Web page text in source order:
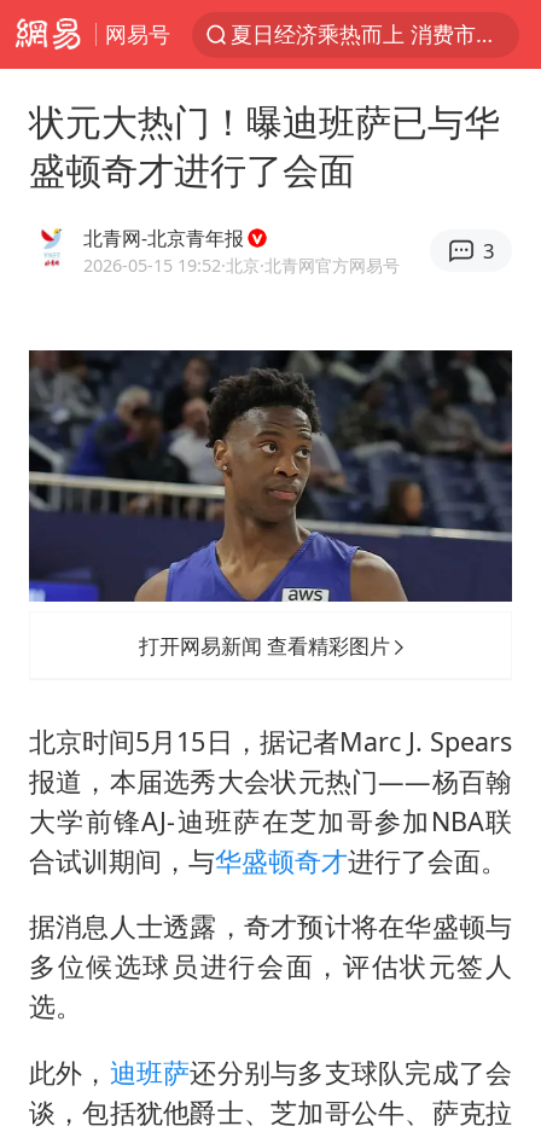
网易号
夏日经济乘热而上 消费市场向新而行
于东来回应胖东来近25年老店年底关闭
独闯南太行的失联女生最后轨迹已确认
全球最大级别运输船通过长江大桥
央视新主播李秋莹母校发文祝贺
上门女婿出轨女邻居多年被判重婚罪
国足U17与阿森纳决赛取消 并列冠军
香港刷新1884年以来最高气温纪录
上海全力守护市民“菜篮子”
宝妈给四胞胎取名平安喜乐
BLG经理辟谣Bin离队
总书记点赞的非遗苗绣焕发新生机
状元大热门！曝迪班萨已与华
盛顿奇才进行了会面
北青网-北京青年报
2026-05-15 19:52·北京·北青网官方网易号
3
打开网易新闻 查看精彩图片
北京时间5月15日，据记者Marc J. Spears
报道，本届选秀大会状元热门——杨百翰
大学前锋AJ-迪班萨在芝加哥参加NBA联
合试训期间，与华盛顿奇才进行了会面。
据消息人士透露，奇才预计将在华盛顿与
多位候选球员进行会面，评估状元签人
选。
此外， 迪班萨还分别与多支球队完成了会
谈，包括犹他爵士、芝加哥公牛、萨克拉